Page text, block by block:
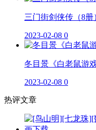
三门街剑侠传（8册
2023-02-08 0
冬目景《白老鼠游
2023-02-08 0
热评文章